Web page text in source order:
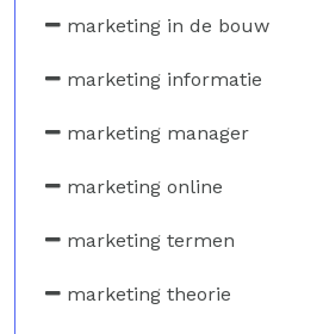
marketing in de bouw
marketing informatie
marketing manager
marketing online
marketing termen
marketing theorie